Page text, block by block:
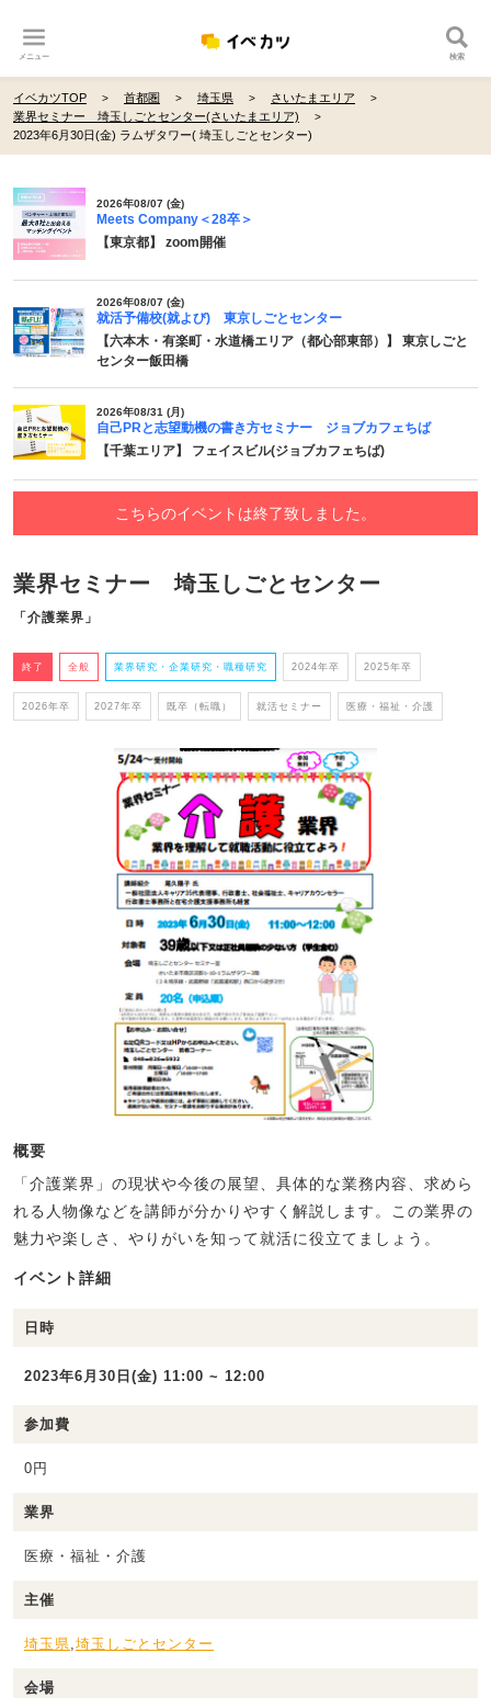
メニュー 検索
イベカツTOP 首都圏 埼玉県
さいたまエリア
業界セミナー 埼玉しごとセンター(さいたまエリア)
2023年6月30日(金) ラムザタワー( 埼玉しごとセンター)
2026年08/07 (金)
Meets Company＜28卒＞
【東京都】 zoom開催
2026年08/07 (金)
就活予備校(就よび) 東京しごとセンター
【六本木・有楽町・水道橋エリア（都心部東部）】 東京しごと
センター飯田橋
2026年08/31 (月)
自己PRと志望動機の書き方セミナー ジョブカフェちば
【千葉エリア】 フェイスビル(ジョブカフェちば)
こちらのイベントは終了致しました。
業界セミナー 埼玉しごとセンター
「介護業界」
終了 全般 業界研究・企業研究・職種研究 2024年卒 2025年卒
2026年卒 2027年卒 既卒（転職） 就活セミナー 医療・福祉・介護
概要
「介護業界」の現状や今後の展望、具体的な業務内容、求めら
れる人物像などを講師が分かりやすく解説します。この業界の
魅力や楽しさ、やりがいを知って就活に役立てましょう。
イベント詳細
日時
2023年6月30日(金) 11:00 ~ 12:00
参加費
0円
業界
医療・福祉・介護
主催
埼玉県,埼玉しごとセンター
会場